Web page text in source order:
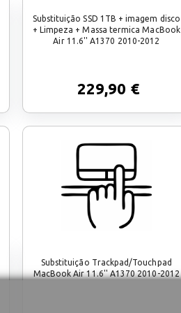
Substituição SSD 1TB + imagem disco
+ Limpeza + Massa termica MacBook
Air 11.6'' A1370 2010-2012
229,90 €
Substituição Trackpad/Touchpad
MacBook Air 11.6'' A1370 2010-2012